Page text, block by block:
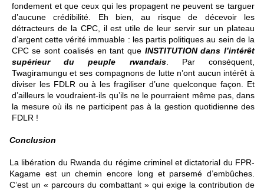
fondement et que ceux qui les propagent ne peuvent se targuer
d’aucune crédibilité. Eh bien, au risque de décevoir les
détracteurs de la CPC, il est utile de leur servir sur un plateau
d’argent cette vérité immuable : les partis politiques au sein de la
CPC se sont coalisés en tant que INSTITUTION dans l’intérêt
supérieur du peuple rwandais. Par conséquent,
Twagiramungu et ses compagnons de lutte n’ont aucun intérêt à
diviser les FDLR ou à les fragiliser d’une quelconque façon. Et
d’ailleurs le voudraient-ils qu’ils ne le pourraient même pas, dans
la mesure où ils ne participent pas à la gestion quotidienne des
FDLR !
Conclusion
La libération du Rwanda du régime criminel et dictatorial du FPR-
Kagame est un chemin encore long et parsemé d’embûches.
C’est un « parcours du combattant » qui exige la contribution de